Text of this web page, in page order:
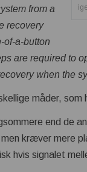
from a
recovery
of-a-button
are required to
when the
måder,
end de
kræver mere
hvis signalet